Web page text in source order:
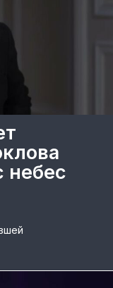
небес